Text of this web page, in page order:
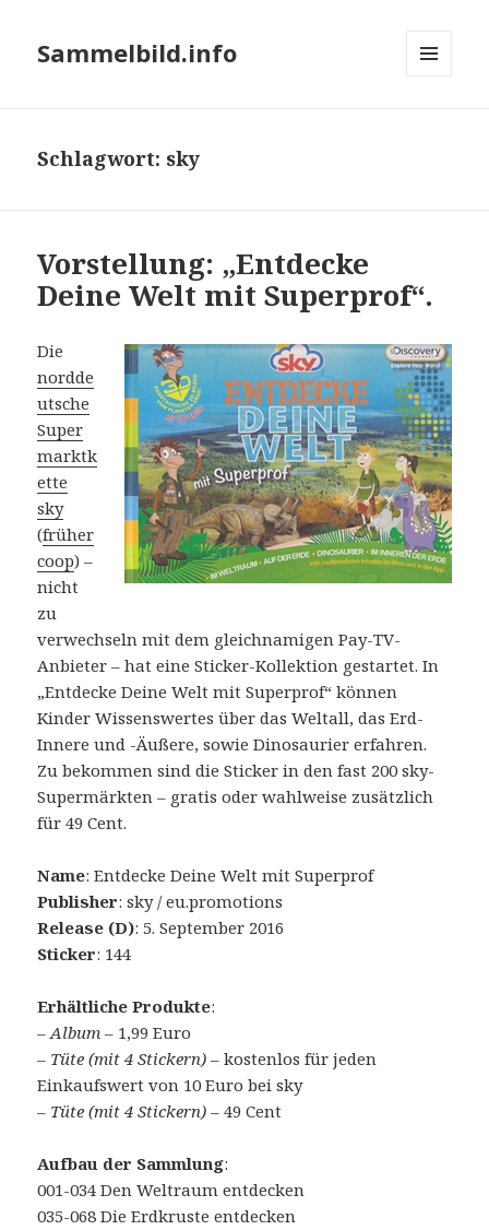
Sammelbild.info
Schlagwort: sky
Vorstellung: „Entdecke
Deine Welt mit Superprof“.
Die
nordde
utsche
Super
marktk
ette
sky
(früher
coop) –
nicht
zu
verwechseln mit dem gleichnamigen Pay-TV-
Anbieter – hat eine Sticker-Kollektion gestartet. In
„Entdecke Deine Welt mit Superprof“ können
Kinder Wissenswertes über das Weltall, das Erd-
Innere und -Äußere, sowie Dinosaurier erfahren.
Zu bekommen sind die Sticker in den fast 200 sky-
Supermärkten – gratis oder wahlweise zusätzlich
für 49 Cent.
Name: Entdecke Deine Welt mit Superprof
Publisher: sky / eu.promotions
Release (D): 5. September 2016
Sticker: 144
Erhältliche Produkte:
–Album – 1,99 Euro
– Tüte (mit 4 Stickern) – kostenlos für jeden
Einkaufswert von 10 Euro bei sky
– Tüte (mit 4 Stickern) – 49 Cent
Aufbau der Sammlung:
001-034 Den Weltraum entdecken
035-068 Die Erdkruste entdecken